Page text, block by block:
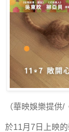
（華映娛樂提供/
於11月7日上映